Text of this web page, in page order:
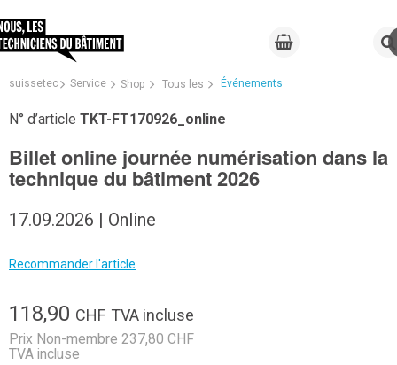
suissetec Service Shop Tous les Événements
N° d’article TKT-FT170926_online
Billet online journée numérisation dans la
technique du bâtiment 2026
17.09.2026 | Online
Recommander l'article
118,90 CHF TVA incluse
Prix Non-membre 237,80 CHF
TVA incluse